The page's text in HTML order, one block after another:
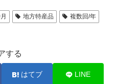
地方特産品
複数回/年
する
はてブ LINE